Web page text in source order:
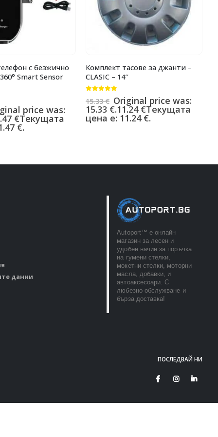
с безжично
Smart Sensor
price was:
€Текущата
€.
Комплект тасове за джанти –
CLASIC – 14″
15.33€ Original price was:
15.33 €.11.24 €Текущата
цена е: 11.24 €.
данни
Autoport™ e онлайн
магазин за лесен и
удобен начин за поръчка
на гумени стелки,
мокетни стелки, моторни
масла, добавки, и
автоаксесоари. С
любезно обслужване и
бърза доставка!
ПОСЛЕДВАЙ НИ